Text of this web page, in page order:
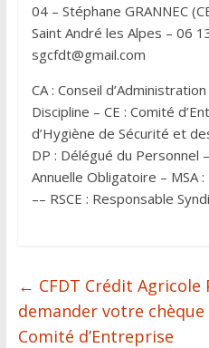
04 – Stéphane GRANNEC
Saint André les Alpes – 06
sgcfdt@gmail.com
CA : Conseil
Discipline – CE : Comité
d’Hygiène de Sécurité et
DP : Délégué du Personnel
Annuelle Obligatoire – MSA
–– RSCE : Responsable
← CFDT Crédit Agricole
demander votre chèque
Comité d’Entreprise